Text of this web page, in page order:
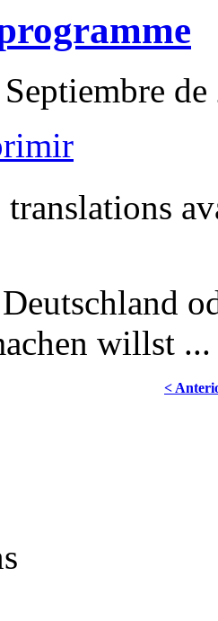
translations
willst ...
<